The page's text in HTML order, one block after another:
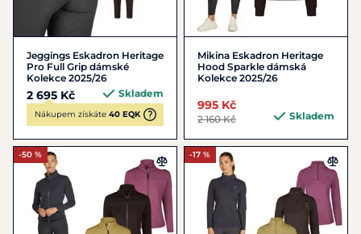
Jeggings Eskadron Heritage
Pro Full Grip dámské
Kolekce 2025/26
2 695 Kč Skladem
Nákupem získáte 40 EQK
Mikina Eskadron Heritage
Hood Sparkle dámská
Kolekce 2025/26
995 Kč
2 160 Kč Skladem
-50 % -17 %